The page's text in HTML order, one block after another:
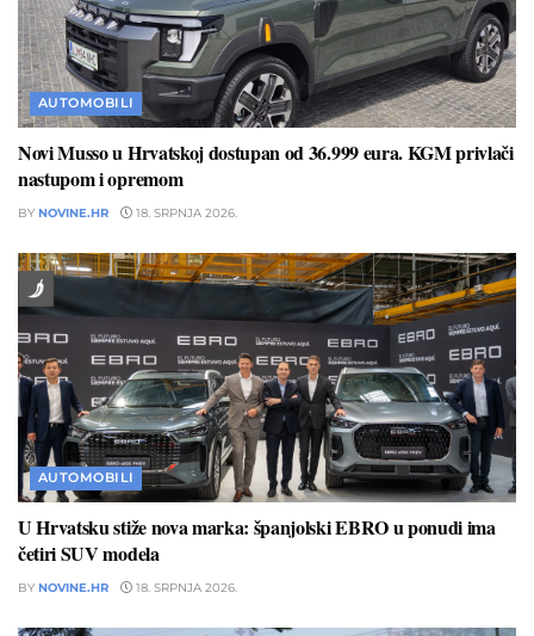
AUTOMOBILI
Novi Musso u Hrvatskoj dostupan od 36.999 eura. KGM privlači
nastupom i opremom
BY NOVINE.HR 18. SRPNJA 2026.
AUTOMOBILI
U Hrvatsku stiže nova marka: španjolski EBRO u ponudi ima
četiri SUV modela
BY NOVINE.HR 18. SRPNJA 2026.